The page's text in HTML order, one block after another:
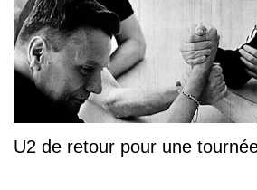
U2 de retour pour une